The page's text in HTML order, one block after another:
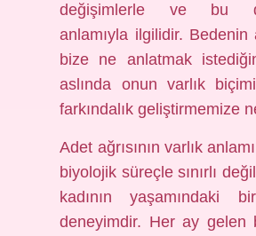
değişimlerle ve bu
anlamıyla ilgilidir. Bedenin
bize ne anlatmak
aslında onun varlık
farkındalık geliştirmemize
Adet ağrısının varlık
biyolojik süreçle sınırlı
kadının yaşamındaki
deneyimdir. Her ay gelen